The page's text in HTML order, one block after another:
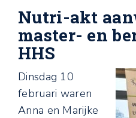
Nutri-akt
master- en
HHS
Dinsdag 10
februari waren
Anna en Marijke